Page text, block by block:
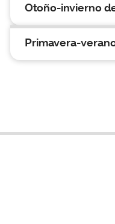
Otoño-invierno
Primavera-